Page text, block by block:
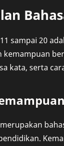
sampai 20
kata, serta